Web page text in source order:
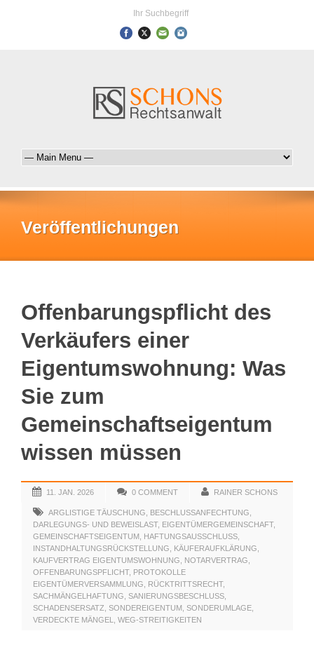
Ihr Suchbegriff
Veröffentlichungen
Offenbarungspflicht des
Verkäufers einer
Eigentumswohnung: Was
Sie zum
Gemeinschaftseigentum
wissen müssen
11. JAN. 2026 0 COMMENT RAINER SCHONS
ARGLISTIGE TÄUSCHUNG BESCHLUSSANFECHTUNG
DARLEGUNGS- UND BEWEISLAST, EIGENTÜMERGEMEINSCHAFT,
GEMEINSCHAFTSEIGENTUM HAFTUNGSAUSSCHLUSS
INSTANDHALTUNGSRÜCKSTELLUNG
KÄUFERAUFKLÄRUNG
KAUFVERTRAG EIGENTUMSWOHNUNG
NOTARVERTRAG
OFFENBARUNGSPFLICHT, PROTOKOLLE
EIGENTÜMERVERSAMMLUNG
RÜCKTRITTSRECHT,
SACHMÄNGELHAFTUNG SANIERUNGSBESCHLUSS
SCHADENSERSATZ SONDEREIGENTUM SONDERUMLAGE
VERDECKTE MÄNGEL
WEG-STREITIGKEITEN